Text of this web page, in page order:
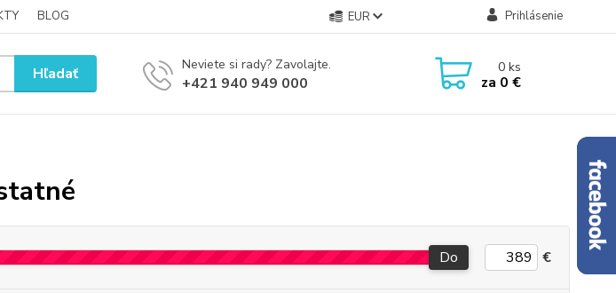
BLOG EUR Prihlásenie
Hľadať Neviete si rady? Zavolajte.
+421 940 949 000
0ks
za 0 €
Do €